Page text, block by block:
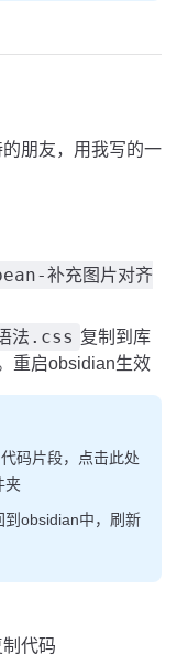
朋友，用我写的一
补充图片对齐
法.css 复制到库
重启obsidian生效
码片段，点击此处
夹
obsidian中，刷新
代码